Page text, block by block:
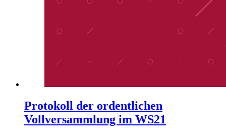
Protokoll der ordentlichen
Vollversammlung im WS21